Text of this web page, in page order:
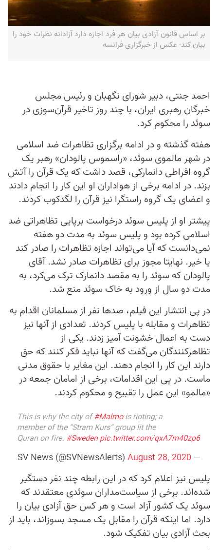
بر اساس قانون آزادی بیان هر فرد اجازه دارد آزادانه نظرات خود را
بیان کند- عکس از خبرگزاری فرانسه
احمد جنتی،‌ دبیر شورای نگهبان و رئیس مجلس
خبرگان رهبری ایران، با چند روز تاخیر قرآن‌سوزی در
سوئد را محکوم کرد.
هفته گذشته و در ادامه برگزاری تظاهرات ضد اسلامی
در شهر مالموی سوئد، «راسموس پالودان» رهبر یک
گروه افراطی دانمارکی، قصد داشت که یک قرآن را آتش
بزند. در ادامه برخی از هواداران او این کار را انجام دادند
و اعضای یک گروه راستگرا نیز قرآن را لگدکوب کردند.
پیشتر او از پلیس سوئد درخواست برپایی تظاهراتی ضد
اسلامی کرده بود و پلیس سوئد به مدت دو هفته
نمی‌دانست که آیا می‌تواند اجازه تظاهرات را صادر کند
یا خیر. نهایتا مجوز برای تظاهرات صادر نشد. آقای
پالودان که سوئد را به مقصد دانمارک ترک می‌کرد، به
مدت دو سال از ورود به خاک سوئد منع شد.
در پی انتشار این فیلم، صدها نفر از مسلمانان اقدام به
تظاهرات و مقابله با پلیس کردند. تعدادی از آنها نیز
دست به اعمال خشونت آمیز زدند. یکی از
تظاهرکنندگان می‌گفت که آنها نباید فکر کنند که حق
دارند این کار را انجام دهند. این مغایر با حقوق مدنی
ماست. در پی این اقدامات، برخی از امامان جمعه در
«مالمو» این عمل را تقبیح و محکوم کردند.
This is why the city of#Malmois rioting; a
member of the “Stram Kurs” group lit the
Quran on fire. #Swedenpic.twitter.com/qxA7m40zp6
— SV News (@SVNewsAlerts)
August 28, 2020
پلیس نیز اعلام کرد که در این رابطه چند نفر دستگیر
شده‌اند. برخی از سیاست‌مداران سوئدی معتقدند که
سوئد یک کشور آزاد است و هر کس حق آزادی بیان را
دارد. اما اینکه قرآن را مقابل یک مسجد بسوزاند، باید از
بحث آزادی بیان تفکیک شود.